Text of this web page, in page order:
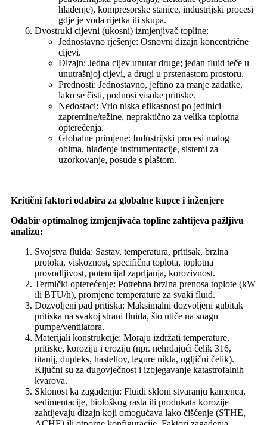
hlađenje), kompresorske stanice, industrijski procesi
gdje je voda rijetka ili skupa.
Dvostruki cijevni (ukosni) izmjenjivač topline:
Jednostavno rješenje: Osnovni dizajn koncentrične
cijevi.
Dizajn: Jedna cijev unutar druge; jedan fluid teče u
unutrašnjoj cijevi, a drugi u prstenastom prostoru.
Prednosti: Jednostavno, jeftino za manje zadatke,
lako se čisti, podnosi visoke pritiske.
Nedostaci: Vrlo niska efikasnost po jedinici
zapremine/težine, nepraktično za velika toplotna
opterećenja.
Globalne primjene: Industrijski procesi malog
obima, hlađenje instrumentacije, sistemi za
uzorkovanje, posude s plaštom.
Kritični faktori odabira za globalne kupce i inženjere
Odabir optimalnog izmjenjivača topline zahtijeva pažljivu
analizu:
Svojstva fluida: Sastav, temperatura, pritisak, brzina
protoka, viskoznost, specifična toplota, toplotna
provodljivost, potencijal zaprljanja, korozivnost.
Termički opterećenje: Potrebna brzina prenosa toplote (kW
ili BTU/h), promjene temperature za svaki fluid.
Dozvoljeni pad pritiska: Maksimalni dozvoljeni gubitak
pritiska na svakoj strani fluida, što utiče na snagu
pumpe/ventilatora.
Materijali konstrukcije: Moraju izdržati temperature,
pritiske, koroziju i eroziju (npr. nehrđajući čelik 316,
titanij, dupleks, hastelloy, legure nikla, ugljični čelik).
Ključni su za dugovječnost i izbjegavanje katastrofalnih
kvarova.
Sklonost ka zagađenju: Fluidi skloni stvaranju kamenca,
sedimentacije, biološkog rasta ili produkata korozije
zahtijevaju dizajn koji omogućava lako čišćenje (STHE,